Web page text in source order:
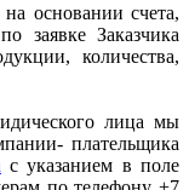
основании счета,
заявке Заказчика
количества,
лица мы
плательщика
с указанием в поле